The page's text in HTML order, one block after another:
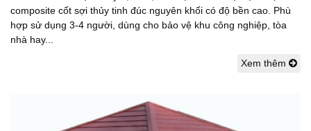
composite cốt sợi thủy tinh đúc nguyên khối có độ bền cao. Phù
hợp sử dụng 3-4 người, dùng cho bảo vệ khu công nghiệp, tòa
nhà hay...
Xem thêm